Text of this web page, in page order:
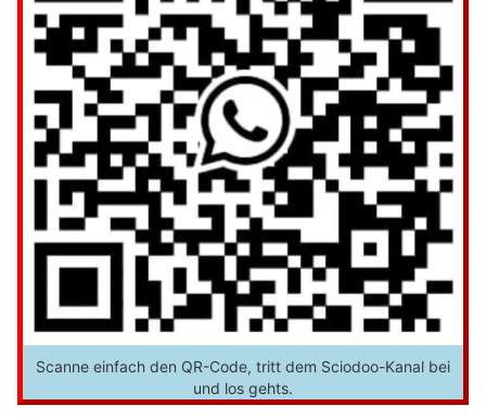
Scanne einfach den QR-Code, tritt dem Sciodoo-Kanal bei
und los gehts.